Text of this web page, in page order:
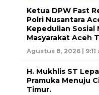
Ketua DPW Fast
Polri Nusantara
Kepedulian Sosial
Masyarakat Aceh
Agustus 8, 2026 | 9:11
H. Mukhlis ST
Pramuka Menuju
Timur.